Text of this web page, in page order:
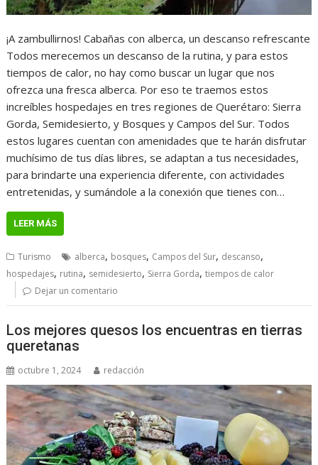
¡A zambullirnos! Cabañas con alberca, un descanso refrescante
Todos merecemos un descanso de la rutina, y para estos
tiempos de calor, no hay como buscar un lugar que nos
ofrezca una fresca alberca. Por eso te traemos estos
increíbles hospedajes en tres regiones de Querétaro: Sierra
Gorda, Semidesierto, y Bosques y Campos del Sur. Todos
estos lugares cuentan con amenidades que te harán disfrutar
muchísimo de tus días libres, se adaptan a tus necesidades,
para brindarte una experiencia diferente, con actividades
entretenidas, y sumándole a la conexión que tienes con…
LEER MÁS
Turismo alberca, bosques, Campos del Sur, descanso,
hospedajes, rutina, semidesierto, Sierra Gorda,tiempos de calor
Dejar un comentario
Los mejores quesos los encuentras en tierras
queretanas
octubre 1, 2024 redacción